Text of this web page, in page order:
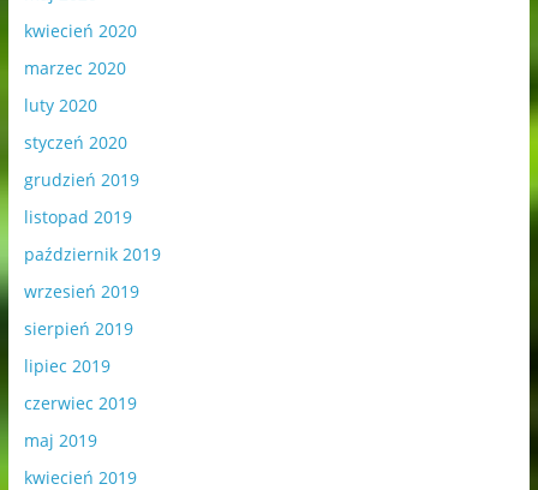
kwiecień 2020
marzec 2020
luty 2020
styczeń 2020
grudzień 2019
listopad 2019
październik 2019
wrzesień 2019
sierpień 2019
lipiec 2019
czerwiec 2019
maj 2019
kwiecień 2019